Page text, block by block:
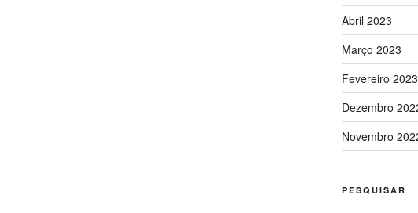
Abril 2023
Março 2023
Fevereiro 2023
Dezembro
Novembro
PESQUISAR